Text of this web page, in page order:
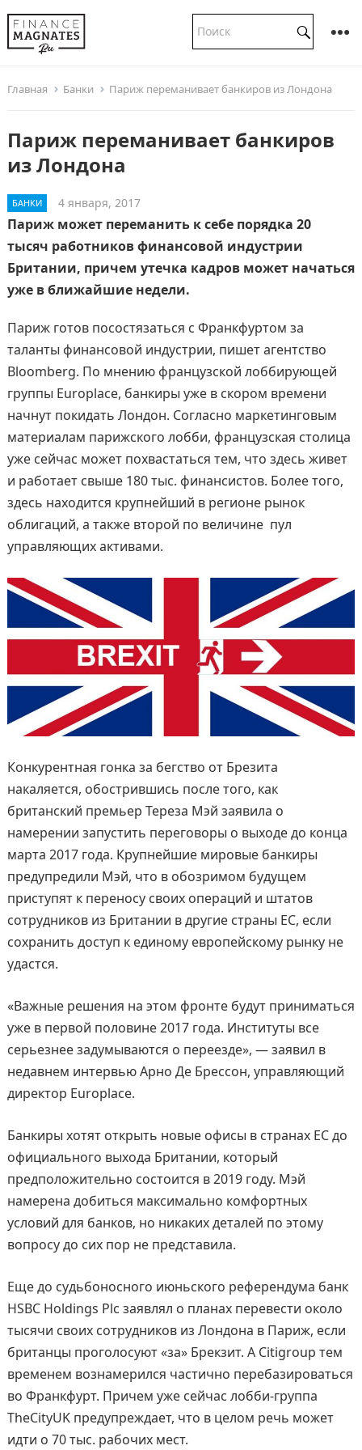
Главная Банки Париж переманивает банкиров из Лондона
Париж переманивает банкиров
из Лондона
БАНКИ 4 января, 2017
Париж может переманить к себе порядка 20
тысяч работников финансовой индустрии
Британии, причем утечка кадров может начаться
уже в ближайшие недели.
Париж готов посостязаться с Франкфуртом за
таланты финансовой индустрии, пишет агентство
Bloomberg. По мнению французской лоббирующей
группы Europlace, банкиры уже в скором времени
начнут покидать Лондон. Согласно маркетинговым
материалам парижского лобби, французская столица
уже сейчас может похвастаться тем, что здесь живет
и работает свыше 180 тыс. финансистов. Более того,
здесь находится крупнейший в регионе рынок
облигаций, а также второй по величине пул
управляющих активами.
Конкурентная гонка за бегство от Брезита
накаляется, обострившись после того, как
британский премьер Тереза Мэй заявила о
намерении запустить переговоры о выходе до конца
марта 2017 года. Крупнейшие мировые банкиры
предупредили Мэй, что в обозримом будущем
приступят к переносу своих операций и штатов
сотрудников из Британии в другие страны ЕС, если
сохранить доступ к единому европейскому рынку не
удастся.
«Важные решения на этом фронте будут приниматься
уже в первой половине 2017 года. Институты все
серьезнее задумываются о переезде», — заявил в
недавнем интервью Арно Де Брессон, управляющий
директор Europlace.
Банкиры хотят открыть новые офисы в странах ЕС до
официального выхода Британии, который
предположительно состоится в 2019 году. Мэй
намерена добиться максимально комфортных
условий для банков, но никаких деталей по этому
вопросу до сих пор не представила.
Еще до судьбоносного июньского референдума банк
HSBC Holdings Plc заявлял о планах перевести около
тысячи своих сотрудников из Лондона в Париж, если
британцы проголосуют «за» Брекзит. А Citigroup тем
временем вознамерился частично перебазироваться
во Франкфурт. Причем уже сейчас лобби-группа
TheCityUK предупреждает, что в целом речь может
идти о 70 тыс. рабочих мест.